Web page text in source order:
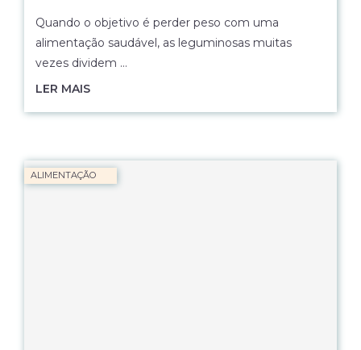
Quando o objetivo é perder peso com uma
alimentação saudável, as leguminosas muitas
vezes dividem …
LER MAIS
ALIMENTAÇÃO